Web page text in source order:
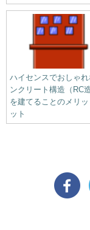
ハイセンスでおしゃ
ンクリート構造（RC
を建てることのメリッ
ット